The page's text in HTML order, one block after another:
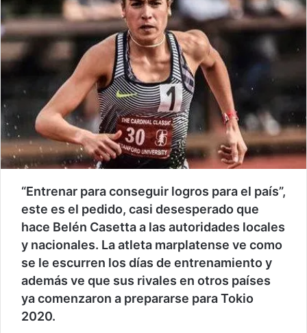
“Entrenar para conseguir logros para el país”,
este es el pedido, casi desesperado que
hace Belén Casetta a las autoridades locales
y nacionales. La atleta marplatense ve como
se le escurren los días de entrenamiento y
además ve que sus rivales en otros países
ya comenzaron a prepararse para Tokio
2020.